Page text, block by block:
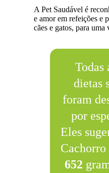
A Pet Saudável é
e amor em refeições e
cães e gatos, para
Todas
dietas
foram
por
Eles
652